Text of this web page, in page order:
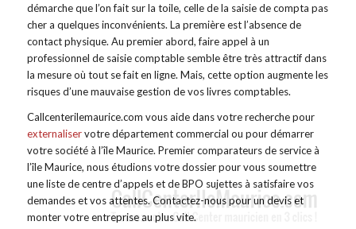
démarche que l’on fait sur la toile, celle de la saisie de compta pas
cher a quelques inconvénients. La première est l’absence de
contact physique. Au premier abord, faire appel à un
professionnel de saisie comptable semble être très attractif dans
la mesure où tout se fait en ligne. Mais, cette option augmente les
risques d’une mauvaise gestion de vos livres comptables.
Callcenterilemaurice.com vous aide dans votre recherche pour
externaliservotre département commercial ou pour démarrer
votre société à l’île Maurice. Premier comparateurs de service à
l’île Maurice, nous étudions votre dossier pour vous soumettre
une liste de centre d’appels et de BPO sujettes à satisfaire vos
demandes et vos attentes. Contactez-nous pour un devis et
monter votre entreprise au plus vite.